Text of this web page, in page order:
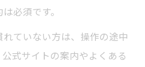
必須です。
ていない方は、操作の途中
式サイトの案内やよくある